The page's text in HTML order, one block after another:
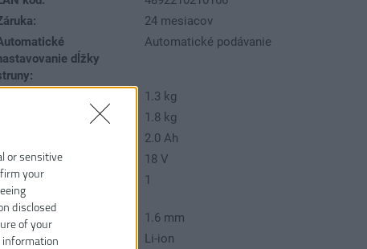
or sensitive
your
disclosed
of your
information
24 mesiacov
dĺžky
Automatické podávanie
1.3 kg
Hmotnosť vrátane aku:
1.8 kg
2.0 Ah
18 V
dodávaných
1
Struna:
1.6 mm
akumulátora:
Li-ion